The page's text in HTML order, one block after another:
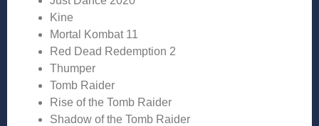
Kine
Mortal Kombat 11
Red Dead Redemption 2
Thumper
Tomb Raider
Rise of the Tomb Raider
Shadow of the Tomb Raider